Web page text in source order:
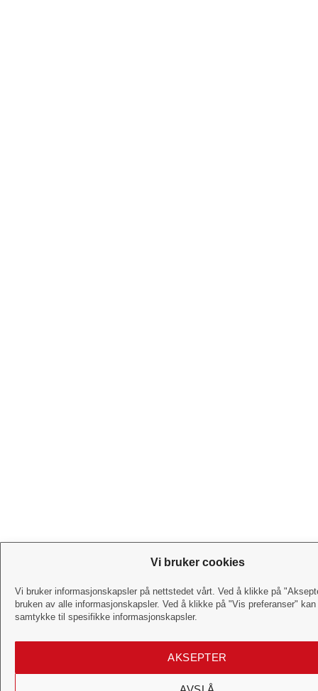
Vi bruker cookies
Vi bruker informasjonskapsler på nettstedet vårt. Ved å klikke på
bruken av alle informasjonskapsler. Ved å klikke på "Vis preferanser"
samtykke til spesifikke informasjonskapsler.
AKSEPTER